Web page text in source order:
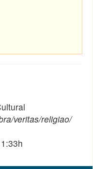
veritas/religiao/